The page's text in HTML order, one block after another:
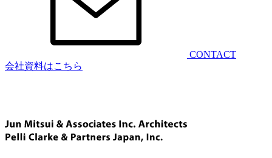
CONTACT
会社資料はこちら